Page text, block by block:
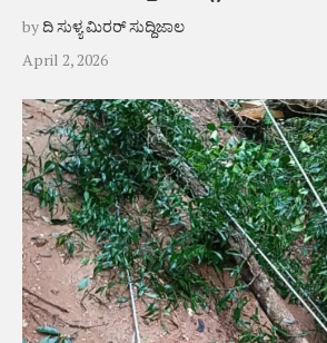
byದಿ ಸುಳ್ಯ ಮಿರರ್ ಸುದ್ದಿಜಾಲ
April 2, 2026